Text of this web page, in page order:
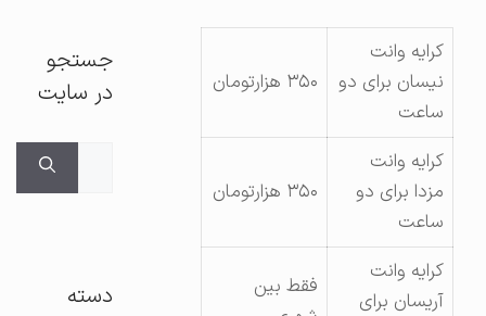
کرایه وانت
نیسان برای دو
ساعت
۳۵۰ هزارتومان
کرایه وانت
مزدا برای دو
ساعت
کرایه وانت
آریسان برای
فقط بین
جستجو
در سایت
دسته